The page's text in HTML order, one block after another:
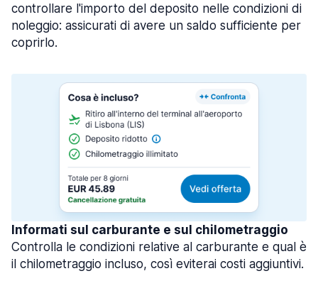
controllare l'importo del deposito nelle condizioni di
noleggio: assicurati di avere un saldo sufficiente per
coprirlo.
Informati sul carburante e sul chilometraggio
Controlla le condizioni relative al carburante e qual è
il chilometraggio incluso, così eviterai costi aggiuntivi.